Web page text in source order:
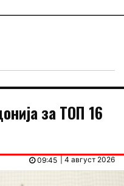
за ТОП 16
| 4 август 2026
09:45